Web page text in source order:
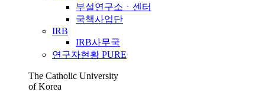
부설연구소ㆍ센터
국책사업단
IRB
IRB사무국
연구자현황 PURE
The Catholic University
of Korea